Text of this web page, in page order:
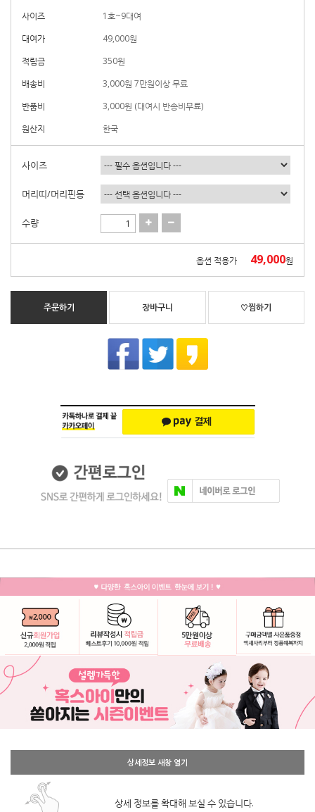
사이즈
1호~9대여
대여가
49,000원
적립금
350원
배송비
3,000원 7만원이상 무료
반품비
3,000원 (대여시 반송비무료)
원산지
한국
사이즈
머리띠/머리핀등
수량
옵션 적용가 49,000원
주문하기 장바구니 ♡찜하기
상세정보 새창 열기
상세 정보를 확대해 보실 수 있습니다.